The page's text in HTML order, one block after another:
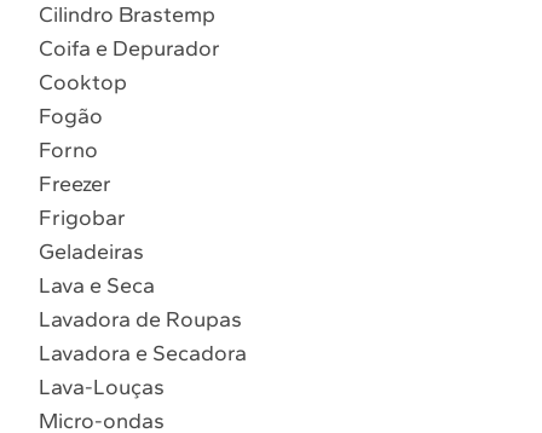
Atendimento Brastemp
Localizar assistência técnica
6º Microondas Brastemp
7º Forno
8º Embutir
9º Lava Seca
Cilindro Brastemp
Coifa e Depurador
Cooktop
Fogão
Forno
Freezer
Frigobar
Geladeiras
Lava e Seca
Lavadora de Roupas
Lavadora e Secadora
Lava-Louças
Micro-ondas